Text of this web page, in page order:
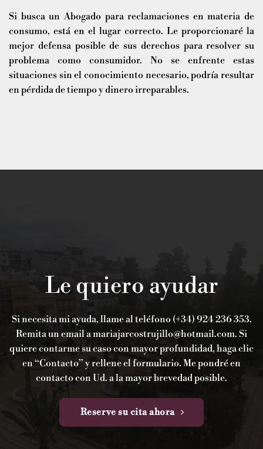
Si busca un Abogado para reclamaciones en materia de
consumo, está en el lugar correcto. Le proporcionaré la
mejor defensa posible de sus derechos para resolver su
problema como consumidor. No se enfrente estas
situaciones sin el conocimiento necesario, podría resultar
en pérdida de tiempo y dinero irreparables.
Le quiero ayudar
Si necesita mi ayuda, llame al teléfono (+34) 924 236 353.
Remita un email a mariajarcostrujillo@hotmail.com. Si
quiere contarme su caso con mayor profundidad, haga clic
en “Contacto” y rellene el formulario. Me pondré en
contacto con Ud. a la mayor brevedad posible.
Reserve su cita ahora